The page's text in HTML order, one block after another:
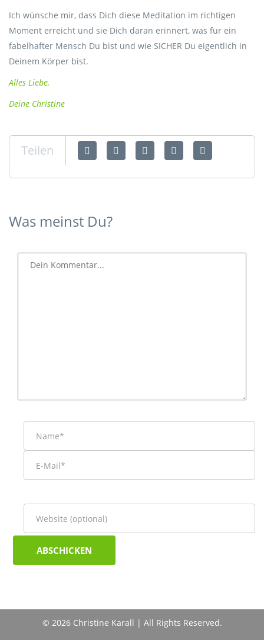
Ich wünsche mir, dass Dich diese Meditation im richtigen
Moment erreicht und sie Dich daran erinnert, was für ein
fabelhafter Mensch Du bist und wie SICHER Du eigentlich in
Deinem Körper bist.
Alles Liebe,
Deine Christine
Teilen
Was meinst Du?
© 2026 Christine Karall | All Rights Reserved.